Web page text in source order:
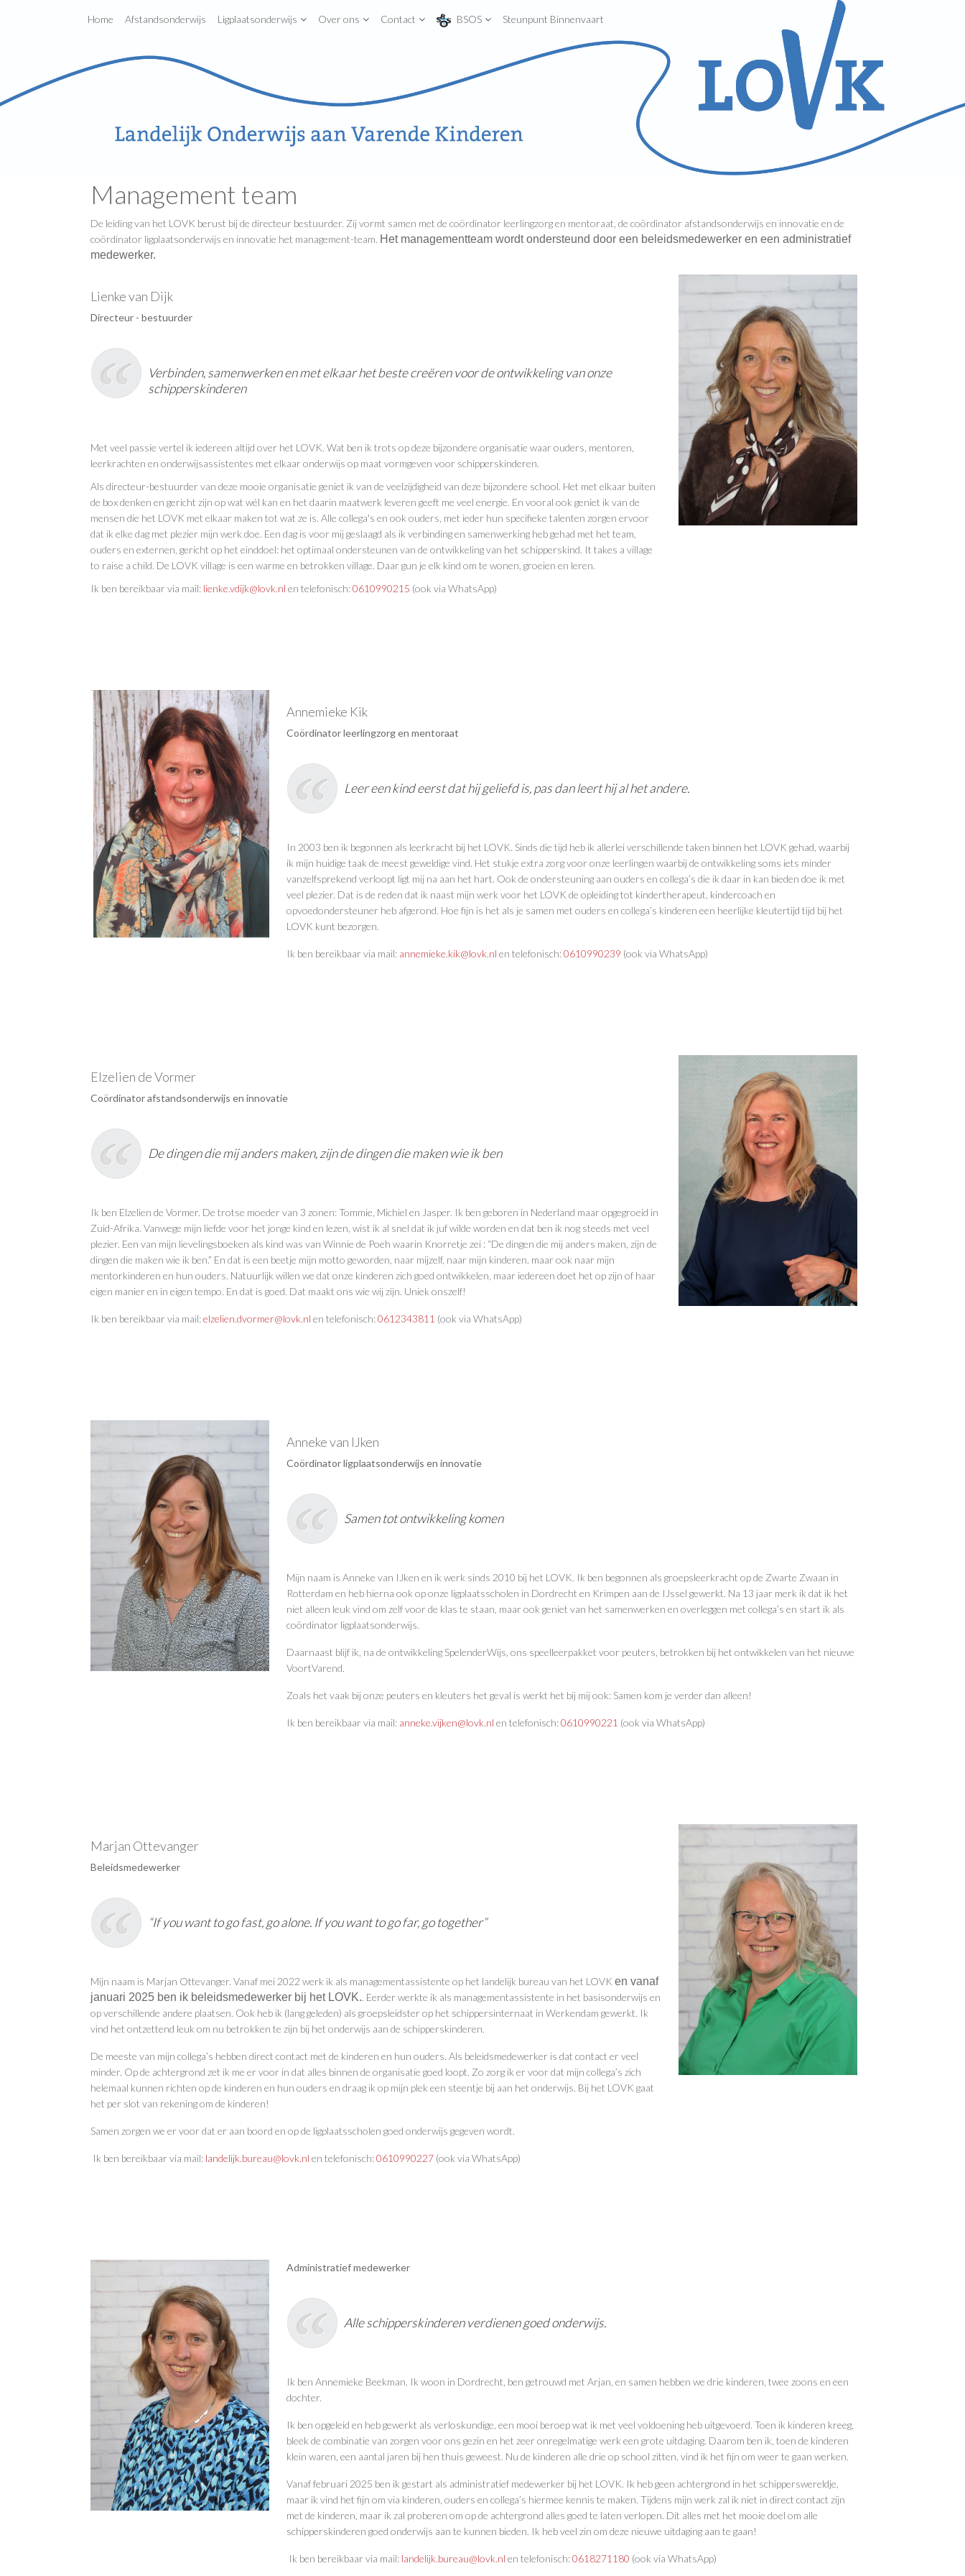
Home Afstandsonderwijs Ligplaatsonderwijs Over ons Contact BSOS Steunpunt Binnenvaart
Management team
De leiding van het LOVK berust bij de directeur bestuurder. Zij vormt samen met de coördinator leerlingzorg en mentoraat, de coördinator afstandsonderwijs en innovatie en de
coördinator ligplaatsonderwijs en innovatie het management-team. Het managementteam wordt ondersteund door een beleidsmedewerker en een administratief
medewerker.
Lienke van Dijk
Directeur - bestuurder
Verbinden, samenwerken en met elkaar het beste creëren voor de ontwikkeling van onze
schipperskinderen
Met veel passie vertel ik iedereen altijd over het LOVK. Wat ben ik trots op deze bijzondere organisatie waar ouders, mentoren,
leerkrachten en onderwijsassistentes met elkaar onderwijs op maat vormgeven voor schipperskinderen.
Als directeur-bestuurder van deze mooie organisatie geniet ik van de veelzijdigheid van deze bijzondere school. Het met elkaar buiten
de box denken en gericht zijn op wat wél kan en het daarin maatwerk leveren geeft me veel energie. En vooral ook geniet ik van de
mensen die het LOVK met elkaar maken tot wat ze is. Alle collega's en ook ouders, met ieder hun specifieke talenten zorgen ervoor
dat ik elke dag met plezier mijn werk doe. Een dag is voor mij geslaagd als ik verbinding en samenwerking heb gehad met het team,
ouders en externen, gericht op het einddoel: het optimaal ondersteunen van de ontwikkeling van het schipperskind. It takes a village
to raise a child. De LOVK village is een warme en betrokken village. Daar gun je elk kind om te wonen, groeien en leren.
Ik ben bereikbaar via mail: lienke.vdijk@lovk.nl en telefonisch:0610990215 (ook via WhatsApp)
Annemieke Kik
Coördinator leerlingzorg en mentoraat
Leer een kind eerst dat hij geliefd is, pas dan leert hij al het andere.
In 2003 ben ik begonnen als leerkracht bij het LOVK. Sinds die tijd heb ik allerlei verschillende taken binnen het LOVK gehad, waarbij
ik mijn huidige taak de meest geweldige vind. Het stukje extra zorg voor onze leerlingen waarbij de ontwikkeling soms iets minder
vanzelfsprekend verloopt ligt mij na aan het hart. Ook de ondersteuning aan ouders en collega’s die ik daar in kan bieden doe ik met
veel plezier. Dat is de reden dat ik naast mijn werk voor het LOVK de opleiding tot kindertherapeut, kindercoach en
opvoedondersteuner heb afgerond. Hoe fijn is het als je samen met ouders en collega’s kinderen een heerlijke kleutertijd tijd bij het
LOVK kunt bezorgen.
Ik ben bereikbaar via mail: annemieke.kik@lovk.nl en telefonisch:0610990239 (ook via WhatsApp)
Elzelien de Vormer
Coördinator afstandsonderwijs en innovatie
De dingen die mij anders maken, zijn de dingen die maken wie ik ben
Ik ben Elzelien de Vormer. De trotse moeder van 3 zonen: Tommie, Michiel en Jasper. Ik ben geboren in Nederland maar opgegroeid in
Zuid-Afrika. Vanwege mijn liefde voor het jonge kind en lezen, wist ik al snel dat ik juf wilde worden en dat ben ik nog steeds met veel
plezier. Een van mijn lievelingsboeken als kind was van Winnie de Poeh waarin Knorretje zei : “De dingen die mij anders maken, zijn de
dingen die maken wie ik ben.” En dat is een beetje mijn motto geworden, naar mijzelf, naar mijn kinderen, maar ook naar mijn
mentorkinderen en hun ouders. Natuurlijk willen we dat onze kinderen zich goed ontwikkelen, maar iedereen doet het op zijn of haar
eigen manier en in eigen tempo. En dat is goed. Dat maakt ons wie wij zijn. Uniek onszelf!
Ik ben bereikbaar via mail:elzelien.dvormer@lovk.nl en telefonisch:0612343811 (ook via WhatsApp)
Anneke van IJken
Coördinator ligplaatsonderwijs en innovatie
Samen tot ontwikkeling komen
Mijn naam is Anneke van IJken en ik werk sinds 2010 bij het LOVK. Ik ben begonnen als groepsleerkracht op de Zwarte Zwaan in
Rotterdam en heb hierna ook op onze ligplaatsscholen in Dordrecht en Krimpen aan de IJssel gewerkt. Na 13 jaar merk ik dat ik het
niet alleen leuk vind om zelf voor de klas te staan, maar ook geniet van het samenwerken en overleggen met collega’s en start ik als
coördinator ligplaatsonderwijs.
Daarnaast blijf ik, na de ontwikkeling SpelenderWijs, ons speelleerpakket voor peuters, betrokken bij het ontwikkelen van het nieuwe
VoortVarend.
Zoals het vaak bij onze peuters en kleuters het geval is werkt het bij mij ook: Samen kom je verder dan alleen!
Ik ben bereikbaar via mail: anneke.vijken@lovk.nl en telefonisch:0610990221 (ook via WhatsApp)
Marjan Ottevanger
Beleidsmedewerker
“If you want to go fast, go alone. If you want to go far, go together”
Mijn naam is Marjan Ottevanger. Vanaf mei 2022 werk ik als managementassistente op het landelijk bureau van het LOVK en vanaf
januari 2025 ben ik beleidsmedewerker bij het LOVK.. Eerder werkte ik als managementassistente in het basisonderwijs en
op verschillende andere plaatsen. Ook heb ik (lang geleden) als groepsleidster op het schippersinternaat in Werkendam gewerkt. Ik
vind het ontzettend leuk om nu betrokken te zijn bij het onderwijs aan de schipperskinderen.
De meeste van mijn collega’s hebben direct contact met de kinderen en hun ouders. Als beleidsmedewerker is dat contact er veel
minder. Op de achtergrond zet ik me er voor in dat alles binnen de organisatie goed loopt. Zo zorg ik er voor dat mijn collega’s zich
helemaal kunnen richten op de kinderen en hun ouders en draag ik op mijn plek een steentje bij aan het onderwijs. Bij het LOVK gaat
het per slot van rekening om de kinderen!
Samen zorgen we er voor dat er aan boord en op de ligplaatsscholen goed onderwijs gegeven wordt.
Ik ben bereikbaar via mail: landelijk.bureau@lovk.nl en telefonisch:0610990227 (ook via WhatsApp)
Administratief medewerker
Alle schipperskinderen verdienen goed onderwijs.
Ik ben Annemieke Beekman. Ik woon in Dordrecht, ben getrouwd met Arjan, en samen hebben we drie kinderen, twee zoons en een
dochter.
Ik ben opgeleid en heb gewerkt als verloskundige, een mooi beroep wat ik met veel voldoening heb uitgevoerd. Toen ik kinderen kreeg,
bleek de combinatie van zorgen voor ons gezin en het zeer onregelmatige werk een grote uitdaging. Daarom ben ik, toen de kinderen
klein waren, een aantal jaren bij hen thuis geweest. Nu de kinderen alle drie op school zitten, vind ik het fijn om weer te gaan werken.
Vanaf februari 2025 ben ik gestart als administratief medewerker bij het LOVK. Ik heb geen achtergrond in het schipperswereldje,
maar ik vind het fijn om via kinderen, ouders en collega’s hiermee kennis te maken. Tijdens mijn werk zal ik niet in direct contact zijn
met de kinderen, maar ik zal proberen om op de achtergrond alles goed te laten verlopen. Dit alles met het mooie doel om alle
schipperskinderen goed onderwijs aan te kunnen bieden. Ik heb veel zin om deze nieuwe uitdaging aan te gaan!
Ik ben bereikbaar via mail: landelijk.bureau@lovk.nl en telefonisch:0618271180 (ook via WhatsApp)